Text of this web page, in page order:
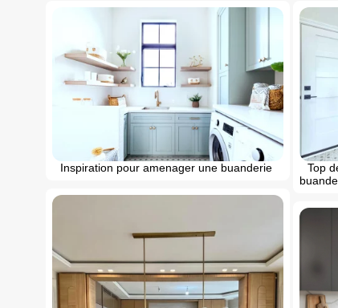
Inspiration pour amenager une buanderie
Top